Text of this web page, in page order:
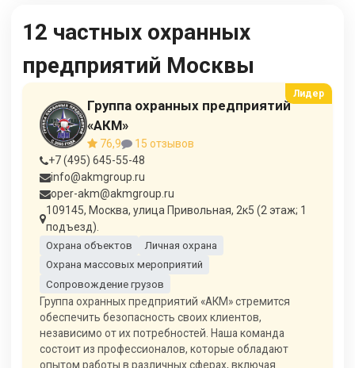
12 частных охранных
предприятий Москвы
Группа охранных предприятий
«АКМ»
76,9
15 отзывов
+7 (495) 645-55-48
info@akmgroup.ru
oper-akm@akmgroup.ru
109145, Москва, улица Привольная, 2к5 (2 этаж; 1
подъезд).
Охрана объектов
Личная охрана
Охрана массовых мероприятий
Сопровождение грузов
Группа охранных предприятий «АКМ» стремится
обеспечить безопасность своих клиентов,
независимо от их потребностей. Наша команда
состоит из профессионалов, которые обладают
опытом работы в различных сферах, включая